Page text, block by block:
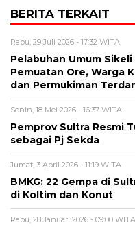
BERITA TERKAIT
Rabu, 29 Juli 2026 - 17:32 WITA
Pelabuhan Umum
Pemuatan Ore, Warga
dan Permukiman
Senin, 18 Mei 2026 - 16:37 WITA
Pemprov Sultra Resmi
sebagai Pj Sekda
Jumat, 3 April 2026 - 11:19 WITA
BMKG: 22 Gempa di
di Koltim dan Konut
Rabu, 28 Januari 2026 - 09:00 WITA